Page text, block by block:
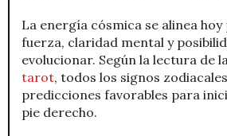
La energía cósmica se alinea
fuerza, claridad mental y
evolucionar. Según la lectura de
tarot, todos los signos
predicciones favorables para
pie derecho.